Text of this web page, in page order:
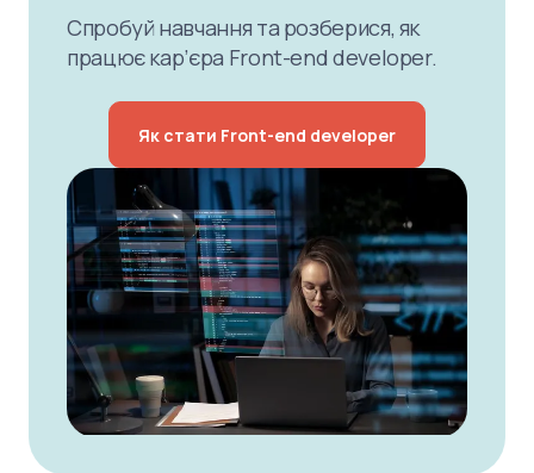
Спробуй навчання та розберися, як
працює кар’єра Front-end developer.
Як стати Front-end developer